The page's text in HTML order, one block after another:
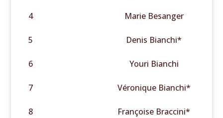
4 Marie Besanger
5 Denis Bianchi*
6 Youri Bianchi
7 Véronique Bianchi*
8 Françoise Braccini*